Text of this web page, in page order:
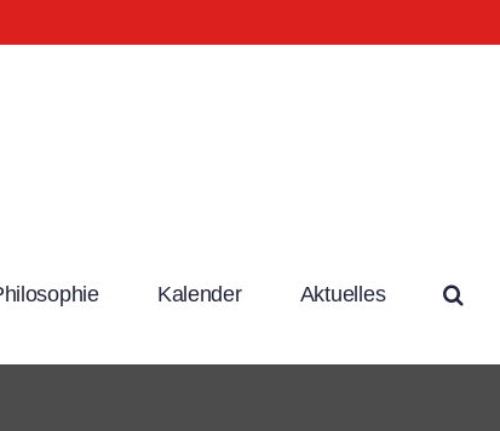
Kalender Aktuelles